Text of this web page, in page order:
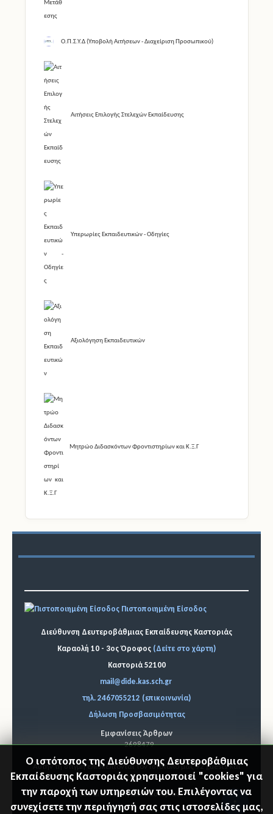
Ο.Π.Σ.Υ.Δ (Υποβολή Αιτήσεων - Διαχείριση Προσωπικού)
Αιτήσεις Επιλογής Στελεχών Εκπαίδευσης
Υπερωρίες Εκπαιδευτικών - Οδηγίες
Αξιολόγηση Εκπαιδευτικών
Μητρώο Διδασκόντων Φροντιστηρίων και Κ.Ξ.Γ
Πιστοποιημένη Είσοδος
Διεύθυνση Δευτεροβάθμιας Εκπαίδευσης Καστοριάς
Καραολή 10 - 3ος Όροφος (Δείτε στο χάρτη)
Καστοριά 52100
mail@dide.kas.sch.gr
τηλ. 2467055212 (επικοινωνία)
Δήλωση Προσβασιμότητας
Εμφανίσεις Άρθρων
2698479
Αυτήν τη στιγμή επισκέπτονται τον ιστότοπό μας 92 guests και
κανένα μέλος
Ο ιστότοπος της Διεύθυνσης Δευτεροβάθμιας
Εκπαίδευσης Καστοριάς χρησιμοποιεί "cookies" για
την παροχή των υπηρεσιών του. Επιλέγοντας να
συνεχίσετε την περιήγησή σας στις ιστοσελίδες μας,
"Επιστ
© 2026 Διεύθυνση Δ.Ε. Καστοριάς